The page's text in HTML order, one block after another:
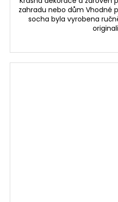
zahradu nebo dům Vhodné
socha byla vyrobena